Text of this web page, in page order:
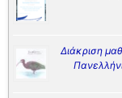
Διάκριση